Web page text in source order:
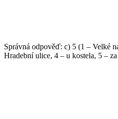
Správná odpověď: c) 5 (1 – Velké
Hradební ulice, 4 – u kostela, 5 –